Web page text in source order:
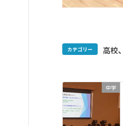
カテゴリー 高校、
中学